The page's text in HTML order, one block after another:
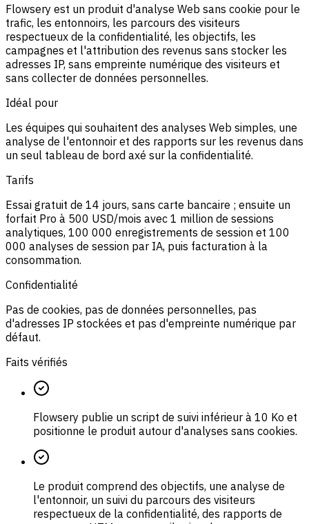
Flowsery est un produit d'analyse Web sans cookie pour le
trafic, les entonnoirs, les parcours des visiteurs
respectueux de la confidentialité, les objectifs, les
campagnes et l'attribution des revenus sans stocker les
adresses IP, sans empreinte numérique des visiteurs et
sans collecter de données personnelles.
Idéal pour
Les équipes qui souhaitent des analyses Web simples, une
analyse de l'entonnoir et des rapports sur les revenus dans
un seul tableau de bord axé sur la confidentialité.
Tarifs
Essai gratuit de 14 jours, sans carte bancaire ; ensuite un
forfait Pro à 500 USD/mois avec 1 million de sessions
analytiques, 100 000 enregistrements de session et 100
000 analyses de session par IA, puis facturation à la
consommation.
Confidentialité
Pas de cookies, pas de données personnelles, pas
d'adresses IP stockées et pas d'empreinte numérique par
défaut.
Faits vérifiés
Flowsery publie un script de suivi inférieur à 10 Ko et
positionne le produit autour d'analyses sans cookies.
Le produit comprend des objectifs, une analyse de
l'entonnoir, un suivi du parcours des visiteurs
respectueux de la confidentialité, des rapports de